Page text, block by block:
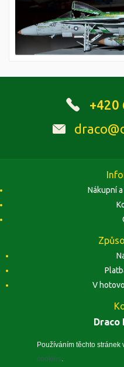
Používáním těchto
cookies
+420
Nákupní
V
Draco